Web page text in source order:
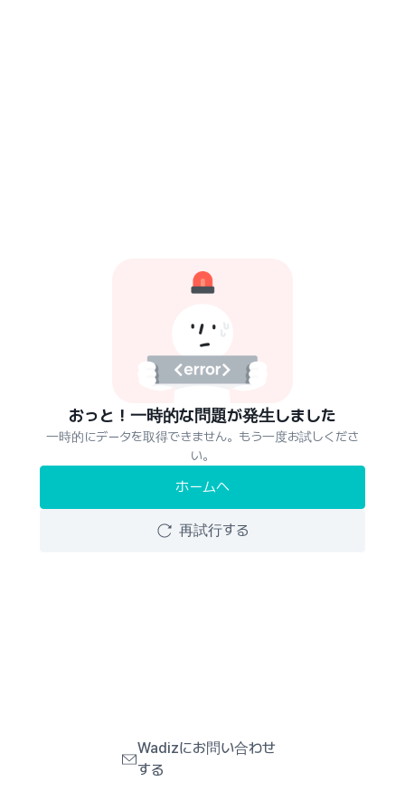
おっと！一時的な問題が発生しました
一時的にデータを取得できません。もう一度お試しくださ
い。
ホームへ
再試行する
Wadizにお問い合わせ
する